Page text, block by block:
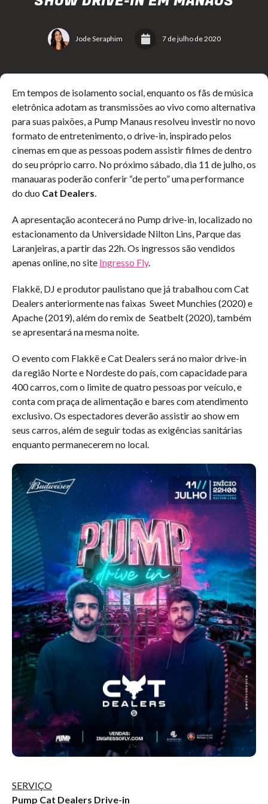
Jode Seraphim 7 de julho de 2020
Em tempos de isolamento social, enquanto os fãs de música
eletrônica adotam as transmissões ao vivo como alternativa
para suas paixões, a Pump Manaus resolveu investir no novo
formato de entretenimento, o drive-in, inspirado pelos
cinemas em que as pessoas podem assistir filmes de dentro
do seu próprio carro. No próximo sábado, dia 11 de julho, os
manauaras poderão conferir “de perto” uma performance
do duo Cat Dealers.
A apresentação acontecerá no Pump drive-in, localizado no
estacionamento da Universidade Nilton Lins, Parque das
Laranjeiras, a partir das 22h. Os ingressos são vendidos
apenas online, no site Ingresso Fly.
Flakkë, DJ e produtor paulistano que já trabalhou com Cat
Dealers anteriormente nas faixas Sweet Munchies (2020) e
Apache (2019), além do remix de Seatbelt (2020), também
se apresentará na mesma noite.
O evento com Flakkë e Cat Dealers será no maior drive-in
da região Norte e Nordeste do país, com capacidade para
400 carros, com o limite de quatro pessoas por veículo, e
conta com praça de alimentação e bares com atendimento
exclusivo. Os espectadores deverão assistir ao show em
seus carros, além de seguir todas as exigências sanitárias
enquanto permanecerem no local.
SERVIÇO
Pump Cat Dealers Drive-in